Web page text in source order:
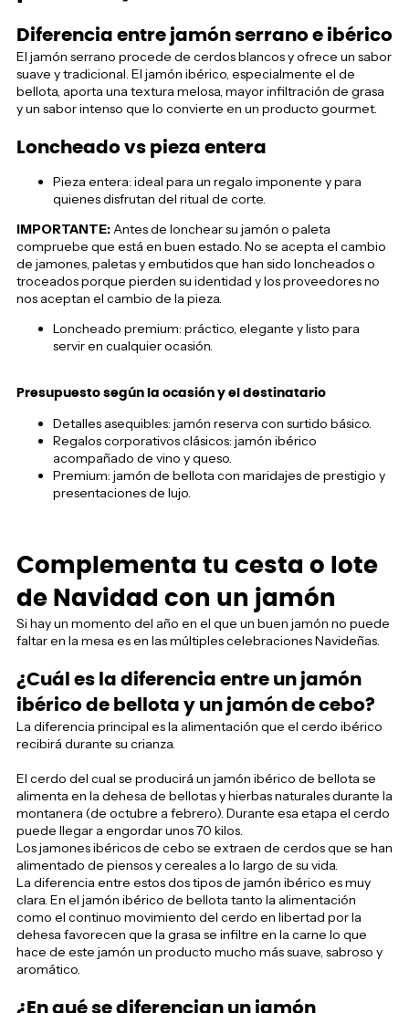
Diferencia entre jamón serrano e ibérico
El jamón serrano procede de cerdos blancos y ofrece un sabor
suave y tradicional. El jamón ibérico, especialmente el de
bellota, aporta una textura melosa, mayor infiltración de grasa
y un sabor intenso que lo convierte en un producto gourmet.
Loncheado vs pieza entera
Pieza entera: ideal para un regalo imponente y para
quienes disfrutan del ritual de corte.
IMPORTANTE:Antes de lonchear su jamón o paleta
compruebe que está en buen estado. No se acepta el cambio
de jamones, paletas y embutidos que han sido loncheados o
troceados porque pierden su identidad y los proveedores no
nos aceptan el cambio de la pieza.
Loncheado premium: práctico, elegante y listo para
servir en cualquier ocasión.
Presupuesto según la ocasión y el destinatario
Detalles asequibles: jamón reserva con surtido básico.
Regalos corporativos clásicos: jamón ibérico
acompañado de vino y queso.
Premium: jamón de bellota con maridajes de prestigio y
presentaciones de lujo.
Complementa tu cesta o lote
de Navidad con un jamón
Si hay un momento del año en el que un buen jamón no puede
faltar en la mesa es en las múltiples celebraciones Navideñas.
¿Cuál es la diferencia entre un jamón
ibérico de bellota y un jamón de cebo?
La diferencia principal es la alimentación que el cerdo ibérico
recibirá durante su crianza.
El cerdo del cual se producirá un jamón ibérico de bellota se
alimenta en la dehesa de bellotas y hierbas naturales durante la
montanera (de octubre a febrero). Durante esa etapa el cerdo
puede llegar a engordar unos 70 kilos.
Los jamones ibéricos de cebo se extraen de cerdos que se han
alimentado de piensos y cereales a lo largo de su vida.
La diferencia entre estos dos tipos de jamón ibérico es muy
clara. En el jamón ibérico de bellota tanto la alimentación
como el continuo movimiento del cerdo en libertad por la
dehesa favorecen que la grasa se infiltre en la carne lo que
hace de este jamón un producto mucho más suave, sabroso y
aromático.
¿En qué se diferencian un jamón